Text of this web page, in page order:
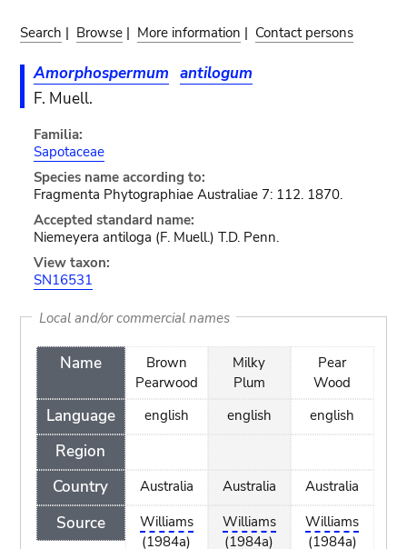
Search | Browse | More information | Contact persons
Amorphospermum antilogum
F. Muell.
Familia:
Sapotaceae
Species name according to:
Fragmenta Phytographiae Australiae 7: 112. 1870.
Accepted standard name:
Niemeyera antiloga (F. Muell.) T.D. Penn.
View taxon:
SN16531
Local and/or commercial names
Name
Language
Region
Country
Source
Brown
Pearwood
english
Australia
Williams
(1984a)
Milky
Plum
english
Australia
Williams
(1984a)
Pear
Wood
english
Australia
Williams
(1984a)